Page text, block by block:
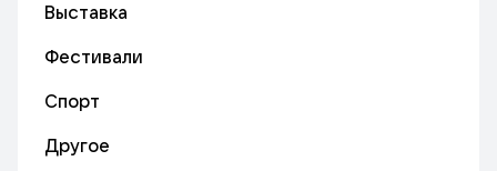
Выставка
Фестивали
Спорт
Другое